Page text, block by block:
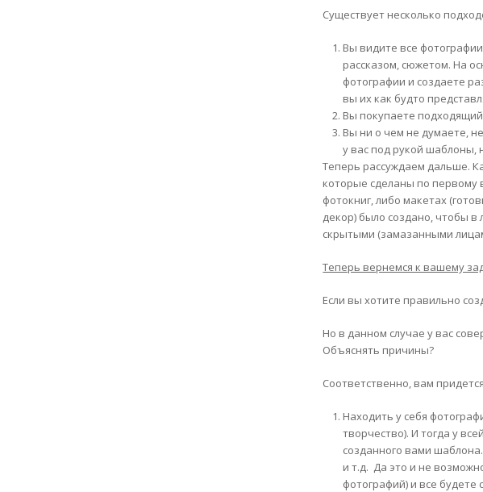
Существует несколько
Вы видите все
рассказом, сюжетом. На
фотографии и создаете
вы их как будто
Вы покупаете
Вы ни о чем не думаете,
у вас под рукой шаблоны,
Теперь рассуждаем дальше.
которые сделаны по первому
фотокниг, либо макетах
декор) было создано, чтобы
скрытыми (замазанными
Теперь вернемся к вашему
Если вы хотите правильно
Но в данном случае у вас
Объяснять причины?
Соответственно, вам
Находить у себя
творчество). И тогда у
созданного вами
и т.д. Да это и не
фотографий) и все будете